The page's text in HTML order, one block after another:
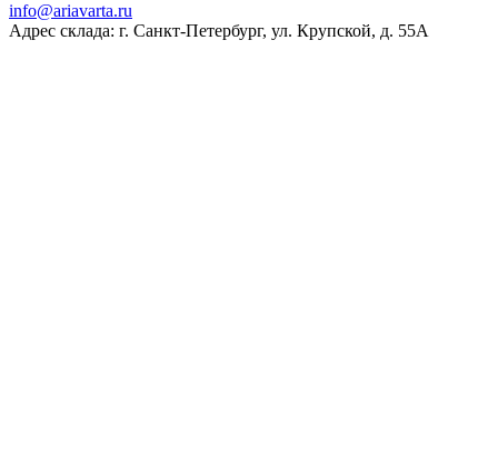
ur.atravaira@ofni
Адрес склада: г. Санкт-Петербург, ул. Крупской, д. 55А